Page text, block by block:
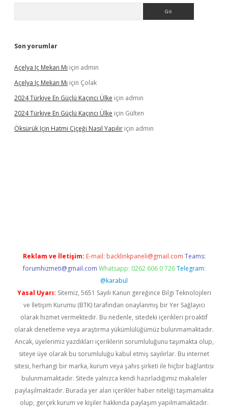
Son yorumlar
Açelya Iç Mekan Mı için admin
Açelya Iç Mekan Mı için Çolak
2024 Türkiye En Güçlü Kaçıncı Ülke için admin
2024 Türkiye En Güçlü Kaçıncı Ülke için Gülten
Öksürük Için Hatmi Çiçeği Nasıl Yapılır için admin
Reklam ve İletişim: E-mail: backlinkpaneli@gmail.com Teams:
forumhizmeti@gmail.com Whatsapp: 0262 606 0 726 Telegram:
@karabul
Yasal Uyarı: Sitemiz, 5651 Sayılı Kanun gereğince Bilgi Teknolojileri
ve İletişim Kurumu (BTK) tarafından onaylanmış bir Yer Sağlayıcı
olarak hizmet vermektedir. Bu nedenle, sitedeki içerikleri proaktif
olarak denetleme veya araştırma yükümlülüğümüz bulunmamaktadır.
Ancak, üyelerimiz yazdıkları içeriklerin sorumluluğunu taşımakta olup,
siteye üye olarak bu sorumluluğu kabul etmiş sayılırlar. Bu internet
sitesi, herhangi bir marka, kurum veya şahıs şirketi ile hiçbir bağlantısı
bulunmamaktadır. Sitede yalnızca kendi hazırladığımız makaleler
paylaşılmaktadır. Burada yer alan içerikler haber niteliği taşımamakta
olup, gerçek kurum ve kişiler hakkında paylaşım yapılmamaktadır.